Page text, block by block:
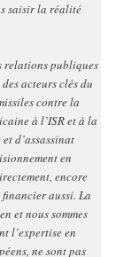
saisir la réalité
relations publiques
acteurs clés du
contre la
à l’ISR et à la
d’assassinat
en
encore
aussi. La
et nous sommes
l’expertise en
ne sont pas